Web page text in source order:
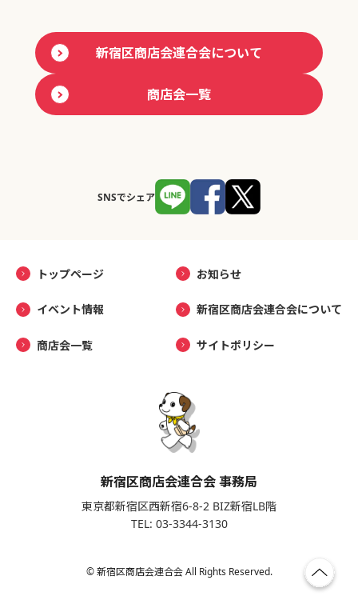
新宿区商店会連合会について
商店会一覧
SNSでシェア
トップページ お知らせ
イベント情報 新宿区商店会連合会について
商店会一覧 サイトポリシー
新宿区商店会連合会 事務局
東京都新宿区西新宿6-8-2 BIZ新宿LB階
TEL: 03-3344-3130
© 新宿区商店会連合会 All Rights Reserved.